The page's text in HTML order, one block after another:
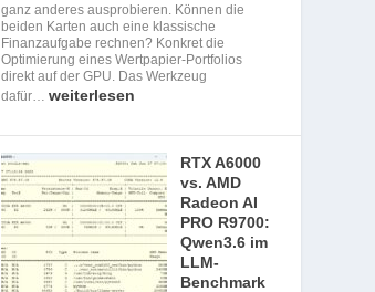
ganz anderes ausprobieren. Können die
beiden Karten auch eine klassische
Finanzaufgabe rechnen? Konkret die
Optimierung eines Wertpapier-Portfolios
direkt auf der GPU. Das Werkzeug
dafür…weiterlesen
RTX A6000
vs. AMD
Radeon AI
PRO R9700:
Qwen3.6 im
LLM-
Benchmark